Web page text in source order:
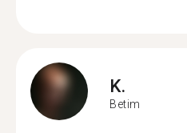
K.
Betim